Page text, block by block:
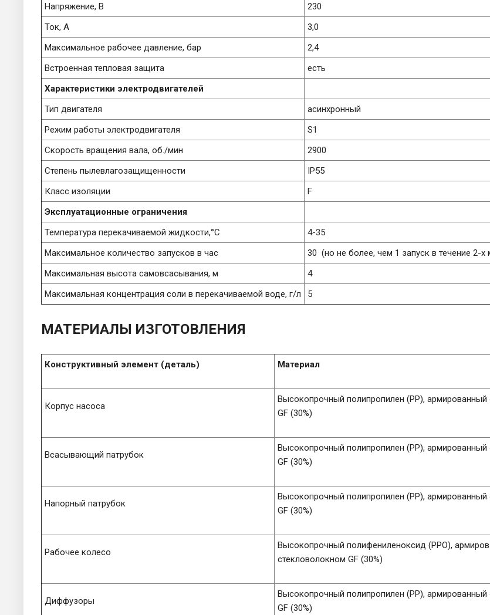
Напряжение, В
230
Ток, А
3,0
Максимальное рабочее давление, бар
2,4
Встроенная тепловая защита
есть
Характеристики электродвигателей
Тип двигателя
асинхронный
Режим работы электродвигателя
S1
Скорость вращения вала, об./мин
2900
Степень пылевлагозащищенности
IP55
Класс изоляции
F
Эксплуатационные ограничения
Температура перекачиваемой жидкости,°C
4-35
Максимальное количество запусков в час
30 (но не более, чем 1 запуск в течение 2-х
Максимальная высота самовсасывания, м
4
Максимальная концентрация соли в перекачиваемой воде, г/л
5
МАТЕРИАЛЫ ИЗГОТОВЛЕНИЯ
Конструктивный элемент (деталь) Материал
Корпус насоса
Высокопрочный полипропилен (PP), армированный
GF (30%)
Всасывающий патрубок
Высокопрочный полипропилен (PP), армированный
GF (30%)
Напорный патрубок
Высокопрочный полипропилен (PP), армированный
GF (30%)
Рабочее колесо
Высокопрочный полифениленоксид (PPO),
стекловолокном GF (30%)
Диффузоры
Высокопрочный полипропилен (PP), армированный
GF (30%)